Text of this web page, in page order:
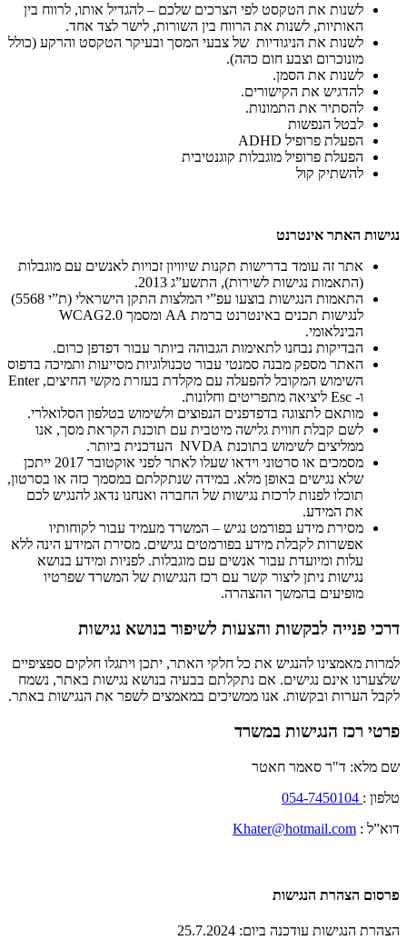
לשנות את הטקסט לפי הצרכים שלכם – להגדיל אותו, לרווח בין
האותיות, לשנות את הרווח בין השורות, לישר לצד אחד.
לשנות את הניגודיות של צבעי המסך ובעיקר הטקסט והרקע (כולל
מונוכרום וצבע חום כהה).
לשנות את הסמן.
להדגיש את הקישורים.
להסתיר את התמונות.
לבטל הנפשות
הפעלת פרופיל ADHD
הפעלת פרופיל מוגבלות קוגנטיבית
להשתיק קול
נגישות האתר אינטרנט
אתר זה עומד בדרישות תקנות שיוויון זכויות לאנשים עם מוגבלות
(התאמות נגישות לשירות), התשע”ג 2013.
התאמות הנגישות בוצעו עפ”י המלצות התקן הישראלי (ת”י 5568)
לנגישות תכנים באינטרנט ברמת AA ומסמך WCAG2.0
הבינלאומי.
הבדיקות נבחנו לתאימות הגבוהה ביותר עבור דפדפן כרום.
האתר מספק מבנה סמנטי עבור טכנולוגיות מסייעות ותמיכה בדפוס
השימוש המקובל להפעלה עם מקלדת בעזרת מקשי החיצים, Enter
ו- Esc ליציאה מתפריטים וחלונות.
מותאם לתצוגה בדפדפנים הנפוצים ולשימוש בטלפון הסלואלרי.
לשם קבלת חווית גלישה מיטבית עם תוכנת הקראת מסך, אנו
ממליצים לשימוש בתוכנת NVDA העדכנית ביותר.
מסמכים או סרטוני וידאו שעלו לאתר לפני אוקטובר 2017 ייתכן
שלא נגישים באופן מלא. במידה שנתקלתם במסמך כזה או בסרטון,
תוכלו לפנות לרכזת נגישות של החברה ואנחנו נדאג להנגיש לכם
את המידע.
מסירת מידע בפורמט נגיש – המשרד מעמיד עבור לקוחותיו
אפשרות לקבלת מידע בפורמטים נגישים. מסירת המידע הינה ללא
עלות ומיועדת עבור אנשים עם מוגבלות. לפניות ומידע בנושא
נגישות ניתן ליצור קשר עם רכז הנגישות של המשרד שפרטיו
מופיעים בהמשך ההצהרה.
דרכי פנייה לבקשות והצעות לשיפור בנושא נגישות
למרות מאמצינו להנגיש את כל חלקי האתר, יתכן ויתגלו חלקים ספציפיים
שלצערנו אינם נגישים. אם נתקלתם בבעיה בנושא נגישות באתר, נשמח
לקבל הערות ובקשות. אנו ממשיכים במאמצים לשפר את הנגישות באתר.
פרטי רכז הנגישות במשרד
שם מלא: ד"ר סאמר חאטר
טלפון :
דוא”ל : Khater@hotmail.com
פרסום הצהרת הנגישות
הצהרת הנגישות עודכנה ביום: 25.7.2024